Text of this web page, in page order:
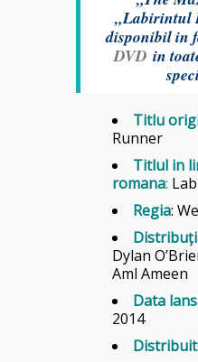
„Labirintul
disponibil in
DVD in
Titlu
Runner
Titlul in
romana:
Regia:
Distribuţ
Dylan
Aml Ameen
Data
2014